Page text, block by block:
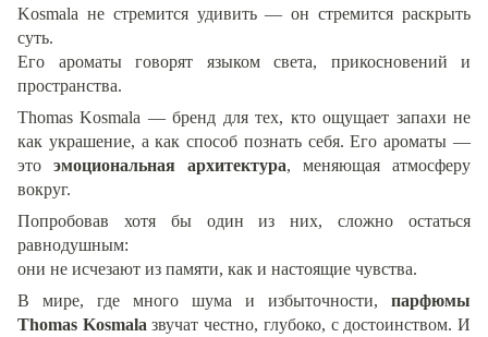
Kosmala не стремится удивить — он стремится раскрыть
суть.
Его ароматы говорят языком света, прикосновений и
пространства.
Thomas Kosmala — бренд для тех, кто ощущает запахи не
как украшение, а как способ познать себя. Его ароматы —
это эмоциональная архитектура, меняющая атмосферу
вокруг.
Попробовав хотя бы один из них, сложно остаться
равнодушным:
они не исчезают из памяти, как и настоящие чувства.
В мире, где много шума и избыточности, парфюмы
Thomas Kosmala звучат честно, глубоко, с достоинством. И